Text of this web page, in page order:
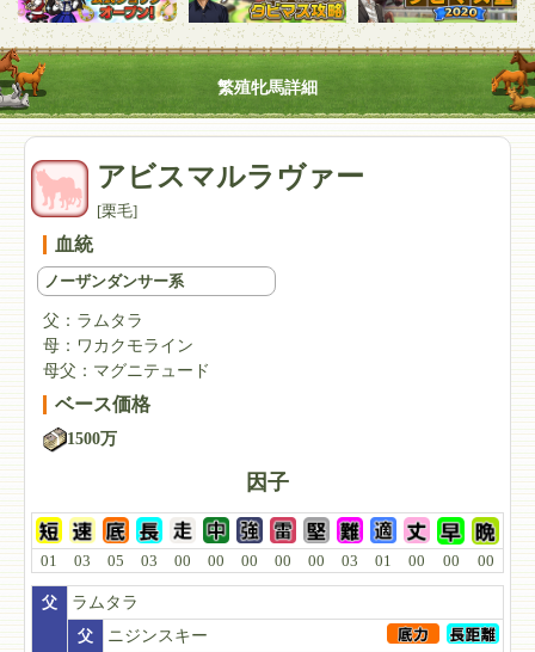
繁殖牝馬詳細
アビスマルラヴァー
[栗毛]
血統
ノーザンダンサー系
父： ラムタラ
母： ワカクモライン
母父： マグニテュード
ベース価格
1500万
因子
01 03 05 03 00 00 00 00 00 03 01 00 00 00
父
ラムタラ
父
ニジンスキー